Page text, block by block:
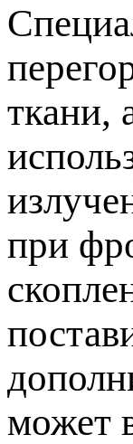
ткани,
ри
может